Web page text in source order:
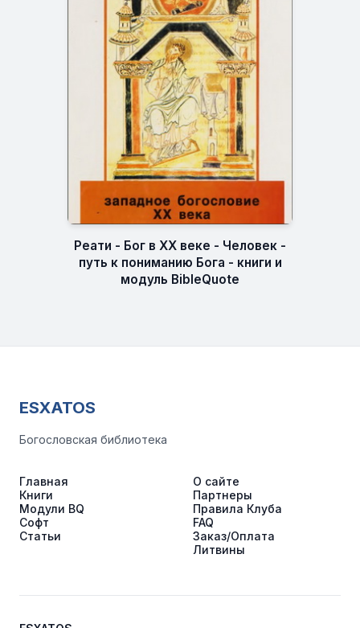
Реати - Бог в XX веке - Человек -
путь к пониманию Бога - книги и
модуль BibleQuote
ESXATOS
Богословская библиотека
Главная
Книги
Модули BQ
Софт
Статьи
О сайте
Партнеры
Правила Клуба
FAQ
Заказ/Оплата
Литвины